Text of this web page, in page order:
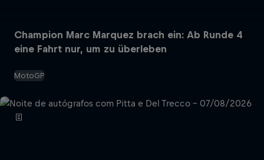
Champion Marc Marquez brach ein: Ab Runde 4
eine Fahrt nur, um zu überleben
MotoGP